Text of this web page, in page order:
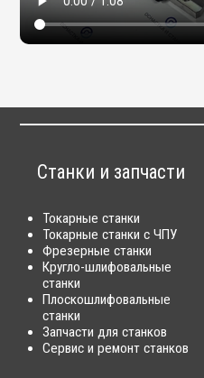
Станки и запчасти
Токарные станки
Токарные станки с ЧПУ
Фрезерные станки
Кругло-шлифовальные
станки
Плоскошлифовальные
станки
Запчасти для станков
Сервис и ремонт станков